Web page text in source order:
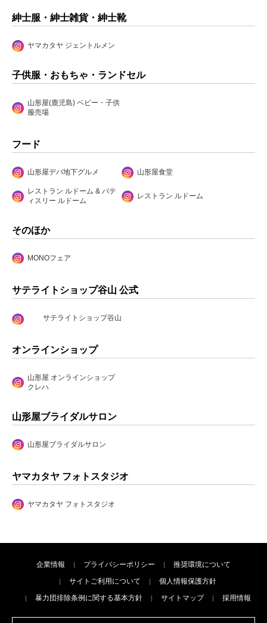
紳士服・紳士雑貨・紳士靴
ヤマカタヤ ジェントルメン
子供服・おもちゃ・ランドセル
山形屋(鹿児島) ベビー・子供
服売場
フード
山形屋デパ地下グルメ 山形屋食堂
レストラン ルドーム & パテ
ィスリー ルドーム
レストラン ルドーム
そのほか
MONOフェア
サテライトショップ谷山 公式
サテライトショップ谷山
オンラインショップ
山形屋 オンラインショップ
クレハ
山形屋ブライダルサロン
山形屋ブライダルサロン
ヤマカタヤ フォトスタジオ
ヤマカタヤ フォトスタジオ
企業情報 プライバシーポリシー
推奨環境について
サイトご利用について
個人情報保護方針
暴力団排除条例に関する基本方針
サイトマップ 採用情報